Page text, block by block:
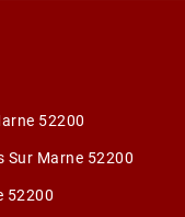
52200
Sur Marne 52200
52200